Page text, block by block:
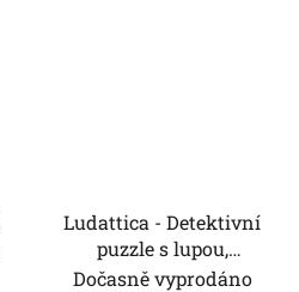
Ludattica - Detektivní
puzzle s lupou,
Domeček
Dočasně vyprodáno